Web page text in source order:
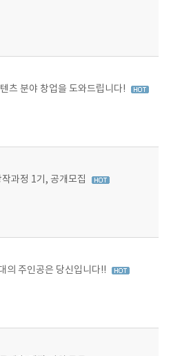
츠 분야 창업을 도와드립니다!
과정 1기, 공개모집
의 주인공은 당신입니다!!